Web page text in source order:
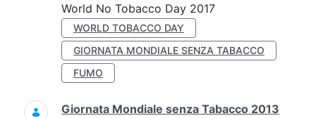
World No Tobacco Day 2017
WORLD TOBACCO DAY
GIORNATA MONDIALE SENZA TABACCO
FUMO
Giornata Mondiale senza Tabacco 2013